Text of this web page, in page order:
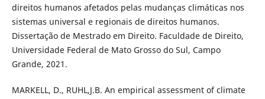
direitos humanos afetados pelas mudanças climáticas nos
sistemas universal e regionais de direitos humanos.
Dissertação de Mestrado em Direito. Faculdade de Direito,
Universidade Federal de Mato Grosso do Sul, Campo
Grande, 2021.
MARKELL, D., RUHL,J.B. An empirical assessment of climate